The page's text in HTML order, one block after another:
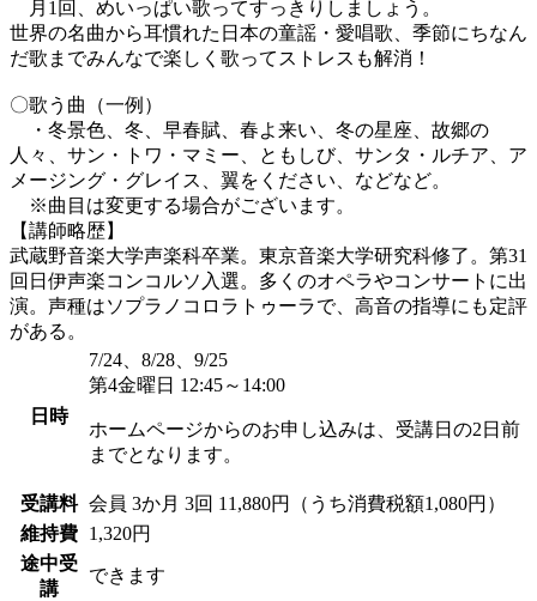
月1回、めいっぱい歌ってすっきりしましょう。
世界の名曲から耳慣れた日本の童謡・愛唱歌、季節にちなん
だ歌までみんなで楽しく歌ってストレスも解消！
〇歌う曲（一例）
・冬景色、冬、早春賦、春よ来い、冬の星座、故郷の
人々、サン・トワ・マミー、ともしび、サンタ・ルチア、ア
メージング・グレイス、翼をください、などなど。
※曲目は変更する場合がございます。
【講師略歴】
武蔵野音楽大学声楽科卒業。東京音楽大学研究科修了。第31
回日伊声楽コンコルソ入選。多くのオペラやコンサートに出
演。声種はソプラノコロラトゥーラで、高音の指導にも定評
がある。
日時
7/24、8/28、9/25
第4金曜日 12:45～14:00
ホームページからのお申し込みは、受講日の2日前
までとなります。
受講料 会員 3か月 3回 11,880円（うち消費税額1,080円）
維持費
1,320円
途中受
講
できます